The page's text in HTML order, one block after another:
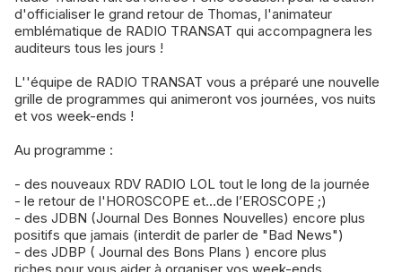
d'officialiser le grand retour de Thomas, l'animateur
emblématique de RADIO TRANSAT qui accompagnera les
auditeurs tous les jours !
L''équipe de RADIO TRANSAT vous a préparé une nouvelle
grille de programmes qui animeront vos journées, vos nuits
et vos week-ends !
Au programme :
- des nouveaux RDV RADIO LOL tout le long de la journée
- le retour de l'HOROSCOPE et...de l’EROSCOPE ;)
- des JDBN (Journal Des Bonnes Nouvelles) encore plus
positifs que jamais (interdit de parler de "Bad News")
- des JDBP ( Journal des Bons Plans ) encore plus